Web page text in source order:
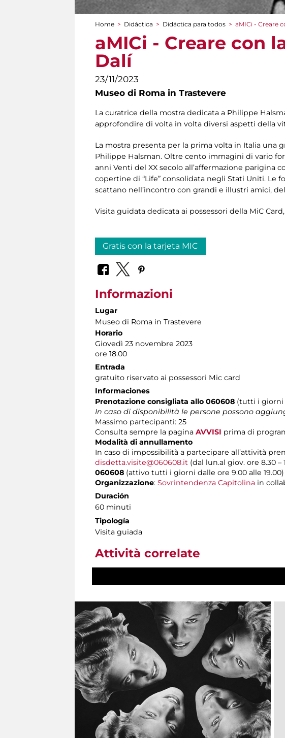
You are here
Home > Didáctica > Didáctica para todos > aMICi - Creare
aMICi - Creare con
Dalí
23/11/2023
Museo di Roma in Trastevere
La curatrice della mostra dedicata a Philippe
approfondire di volta in volta diversi aspetti della
La mostra presenta per la prima volta in Italia
Philippe Halsman. Oltre cento immagini di vario
anni Venti del XX secolo all’affermazione parigina
copertine di “Life” consolidata negli Stati Uniti. Le
scattano nell’incontro con grandi e illustri amici,
Visita guidata dedicata ai possessori della MiC
Gratis con la tarjeta MIC
Informazioni
Lugar
Museo di Roma in Trastevere
Horario
Giovedì 23 novembre 2023
ore 18.00
Entrada
gratuito riservato ai possessori Mic card
Informaciones
Prenotazione consigliata allo 060608 (tutti i giorni
In caso di disponibilità le persone possono
Massimo partecipanti: 25
Consulta sempre la pagina AVVISI prima di
Modalità di annullamento
In caso di impossibilità a partecipare all’attività
disdetta.visite@060608.it (dal lun.al giov. ore 8.30 –
060608 (attivo tutti i giorni dalle ore 9.00 alle 19.00)
Organizzazione: Sovrintendenza Capitolina in
Duración
60 minuti
Tipología
Visita guiada
Attività correlate